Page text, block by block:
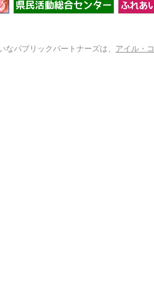
なパブリックパートナーズは、 アイル・